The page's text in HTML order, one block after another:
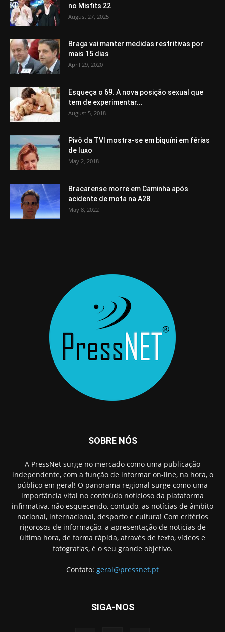
no Misfits 22
August 27, 2025
Braga vai manter medidas restritivas por
mais 15 dias
April 29, 2020
Esqueça o 69. A nova posição sexual que
tem de experimentar...
August 5, 2018
Pivô da TVI mostra-se em biquíni em férias
de luxo
May 2, 2018
Bracarense morre em Caminha após
acidente de mota na A28
May 8, 2022
SOBRE NÓS
A PressNet surge no mercado como uma publicação
independente, com a função de informar on-line, na hora, o
público em geral! O panorama regional surge como uma
importância vital no conteúdo noticioso da plataforma
infirmativa, não esquecendo, contudo, as notícias de âmbito
nacional, internacional, desporto e cultura! Com critérios
rigorosos de informação, a apresentação de noticias de
última hora, de forma rápida, através de texto, vídeos e
fotografias, é o seu grande objetivo.
Contato: geral@pressnet.pt
SIGA-NOS